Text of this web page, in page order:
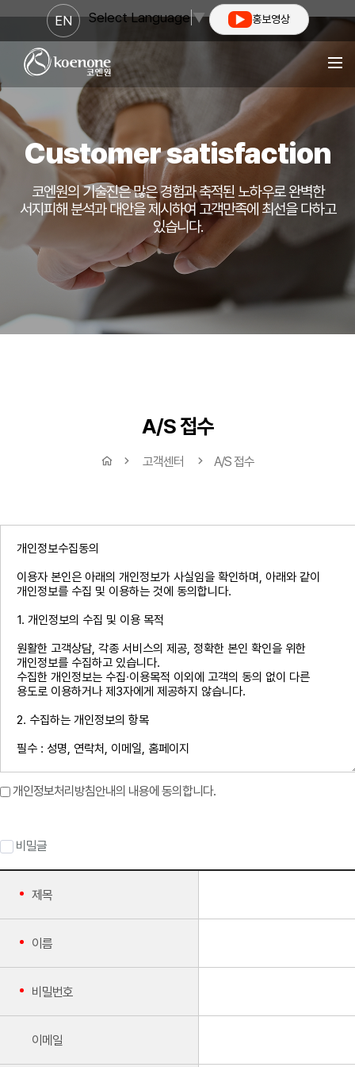
EN Select Language▼ 홍보영상
Customer satisfaction
코엔원의 기술진은 많은 경험과 축적된 노하우로 완벽한
서지피해 분석과 대안을 제시하여고객만족에 최선을 다하고
있습니다.
A/S 접수
고객센터 A/S 접수
개인정보처리방침안내의 내용에 동의합니다.
비밀글
제목
이름
비밀번호
이메일